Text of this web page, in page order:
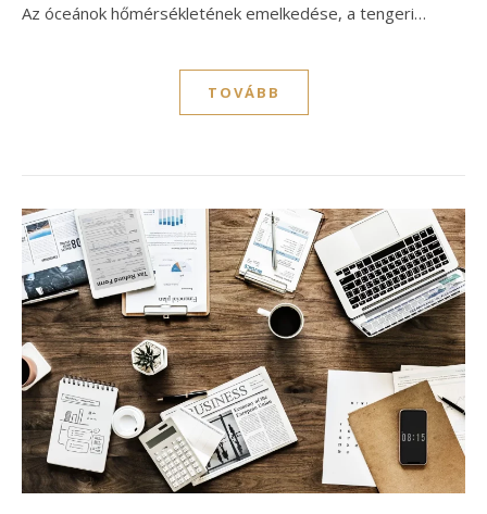
Az óceánok hőmérsékletének emelkedése, a tengeri…
TOVÁBB